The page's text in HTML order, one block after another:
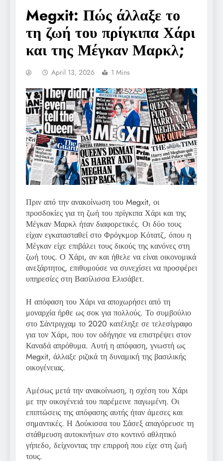
Megxit: Πώς άλλαξε το
τη ζωή του πρίγκιπα Χάρι
και της Μέγκαν Μαρκλ;
April 13, 2026 1 Mins
Πριν από την ανακοίνωση του Megxit, οι
προσδοκίες για τη ζωή του πρίγκιπα Χάρι και της
Μέγκαν Μαρκλ ήταν διαφορετικές. Οι δύο τους
είχαν εγκατασταθεί στο Φρόγκμορ Κότατζ, όπου η
Μέγκαν είχε επιβάλει τους δικούς της κανόνες στη
ζωή τους. Ο Χάρι, αν και ήθελε να είναι οικονομικά
ανεξάρτητος, επιθυμούσε να συνεχίσει να προσφέρει
υπηρεσίες στη Βασίλισσα Ελισάβετ.
Η απόφαση του Χάρι να αποχωρήσει από τη
μοναρχία ήρθε ως σοκ για πολλούς. Το συμβούλιο
στο Σάντριγχαμ το 2020 κατέληξε σε τελεσίγραφο
για τον Χάρι, που τον οδήγησε να επιστρέψει στον
Καναδά απρόθυμα. Αυτή η απόφαση, γνωστή ως
Megxit, άλλαξε ριζικά τη δυναμική της βασιλικής
οικογένειας.
Αμέσως μετά την ανακοίνωση, η σχέση του Χάρι
με την οικογένειά του παρέμεινε παγωμένη. Οι
επιπτώσεις της απόφασης αυτής ήταν άμεσες και
σημαντικές. Η Δούκισσα του Σάσεξ απαγόρευσε τη
στάθμευση αυτοκινήτων στο κοντινό αθλητικό
γήπεδο, δείχνοντας την επιρροή που είχε στη ζωή
τους.